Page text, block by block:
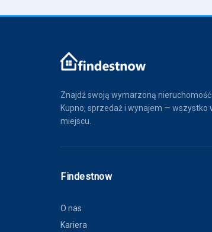
Znajdź swoją wymarzoną nieruchomość
Kupno, sprzedaż i wynajem — wszystko
miejscu.
Findestnow
O nas
Kariera